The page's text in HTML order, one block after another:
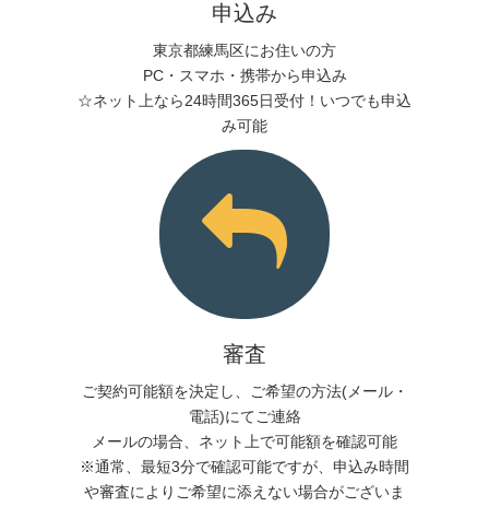
申込み
東京都練馬区にお住いの方
PC・スマホ・携帯から申込み
☆ネット上なら24時間365日受付！いつでも申込
み可能
審査
ご契約可能額を決定し、ご希望の方法(メール・
電話)にてご連絡
メールの場合、ネット上で可能額を確認可能
※通常、最短3分で確認可能ですが、申込み時間
や審査によりご希望に添えない場合がございま